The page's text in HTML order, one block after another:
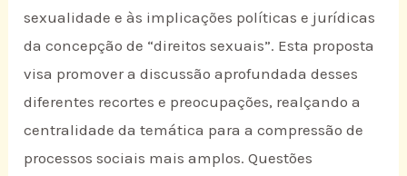
sexualidade e às implicações políticas e jurídicas
da concepção de “direitos sexuais”. Esta proposta
visa promover a discussão aprofundada desses
diferentes recortes e preocupações, realçando a
centralidade da temática para a compressão de
processos sociais mais amplos. Questões